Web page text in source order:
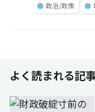
● 政治/政策 ●
よく読まれる記